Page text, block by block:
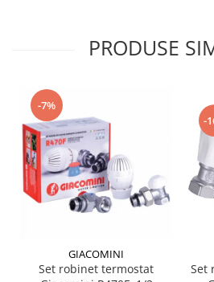
Racord flexibil monocomanda din
Racord flexibil monocomanda cu
invelis din cauciuc
Racord flexibil cu invelis din
cauciuc
Accesorii baie
Perdele Dus
Clapete de actionare
Amenajare bucatarie
PRODUSE
-7%
GIACOMINI
Set robinet termostat
-
Set